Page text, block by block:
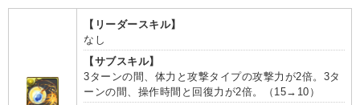
【リーダースキル】
なし
【サブスキル】
3ターンの間、体力と攻撃タイプの攻撃力が2倍。3タ
ーンの間、操作時間と回復力が2倍。（15→10）